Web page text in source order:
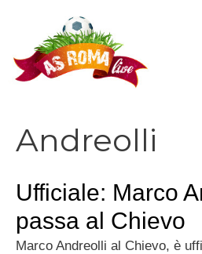
contenuto
Andreolli
Ufficiale: Marco
passa al Chievo
Marco Andreolli al Chievo, è